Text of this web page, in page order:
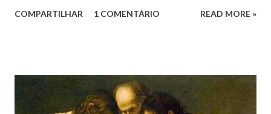
primeira pessoa afirmando viver a melhor hora dessa
COMPARTILHAR 1 COMENTÁRIO READ MORE »